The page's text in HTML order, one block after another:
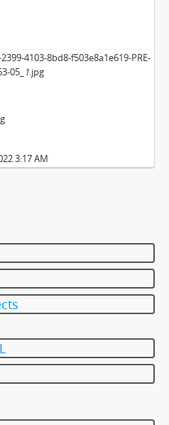
4103-8bd8-f503e8a1e619-PRE-
05_ 1.jpg
3:17 AM